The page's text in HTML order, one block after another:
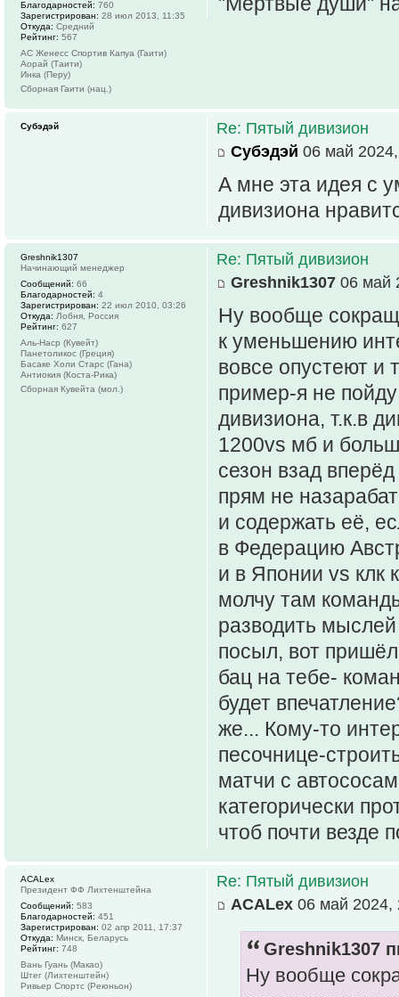
Благодарностей: 760
Зарегистрирован: 28 июл 2013, 11:35
Откуда: Средний
Рейтинг: 567
АС Женесс Спортив Капуа (Гаити)
Аорай (Таити)
Инка (Перу)
Сборная Гаити (нац.)
Re: Пятый дивизион
Субэдэй 06 май
А мне эта идея с
дивизиона
Субэдэй
Re: Пятый дивизион
Greshnik1307 06 май
Ну вообще
к уменьшению
вовсе опустеют и
пример-я не
дивизиона, т.к.в
1200vs мб и
сезон взад
прям не
и содержать её,
в Федерацию
и в Японии vs клк
молчу там
разводить
посыл, вот
бац на тебе-
будет
же... Кому-то
песочнице-
матчи с
категорически
чтоб почти везде
Greshnik1307
Начинающий менеджер
Сообщений: 66
Благодарностей: 4
Зарегистрирован: 22 июл 2010, 03:26
Откуда: Лобня, Россия
Рейтинг: 627
Аль-Наср (Кувейт)
Панетоликос (Греция)
Басаке Холи Старс (Гана)
Антиокия (Коста-Рика)
Сборная Кувейта (мол.)
Re: Пятый дивизион
ACALex 06 май 2024,
Greshnik1307
Ну вообще
ACALex
Президент ФФ Лихтенштейна
Сообщений: 583
Благодарностей: 451
Зарегистрирован: 02 апр 2011, 17:37
Откуда: Минск, Беларусь
Рейтинг: 748
Вань Гуань (Макао)
Штег (Лихтенштейн)
Ривьер Спортс (Реюньон)